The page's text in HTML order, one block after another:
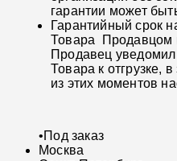
гарантии может
Гарантийный срок
Товара Продавцом
Продавец уведомил
Товара к отгрузке,
из этих моментов
•Под заказ
Москва